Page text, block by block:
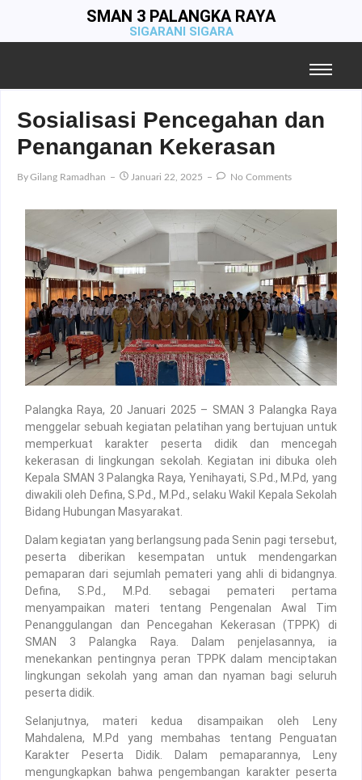
SMAN 3 PALANGKA RAYA
SIGARANI SIGARA
Sosialisasi Pencegahan dan
Penanganan Kekerasan
ByGilang Ramadhan Januari 22, 2025 No Comments
Palangka Raya, 20 Januari 2025 – SMAN 3 Palangka Raya
menggelar sebuah kegiatan pelatihan yang bertujuan untuk
memperkuat karakter peserta didik dan mencegah
kekerasan di lingkungan sekolah. Kegiatan ini dibuka oleh
Kepala SMAN 3 Palangka Raya, Yenihayati, S.Pd., M.Pd, yang
diwakili oleh Defina, S.Pd., M.Pd., selaku Wakil Kepala Sekolah
Bidang Hubungan Masyarakat.
Dalam kegiatan yang berlangsung pada Senin pagi tersebut,
peserta diberikan kesempatan untuk mendengarkan
pemaparan dari sejumlah pemateri yang ahli di bidangnya.
Defina, S.Pd., M.Pd. sebagai pemateri pertama
menyampaikan materi tentang Pengenalan Awal Tim
Penanggulangan dan Pencegahan Kekerasan (TPPK) di
SMAN 3 Palangka Raya. Dalam penjelasannya, ia
menekankan pentingnya peran TPPK dalam menciptakan
lingkungan sekolah yang aman dan nyaman bagi seluruh
peserta didik.
Selanjutnya, materi kedua disampaikan oleh Leny
Mahdalena, M.Pd yang membahas tentang Penguatan
Karakter Peserta Didik. Dalam pemaparannya, Leny
mengungkapkan bahwa pengembangan karakter peserta